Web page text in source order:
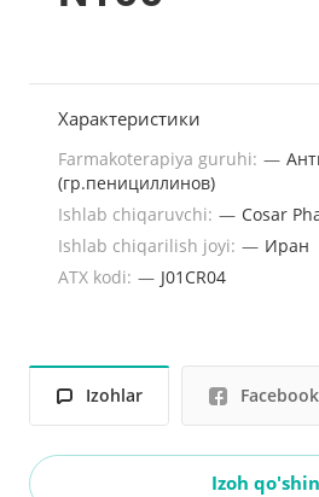
Характеристики
Farmakoterapiya guruhi: —
(гр.пенициллинов)
Ishlab chiqaruvchi: — Cosar
Ishlab chiqarilish joyi: — Иран
ATX kodi: — J01CR04
Izohlar Facebook
Izoh